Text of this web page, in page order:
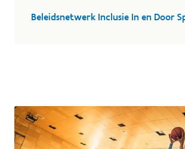
Beleidsnetwerk Inclusie In en Door